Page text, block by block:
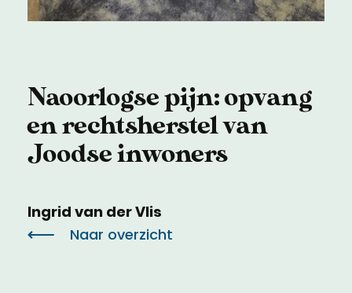
Voorwaarden
Naoorlogse pijn: opvang
en rechtsherstel van
Joodse inwoners
Ingrid van der Vlis
Naar overzicht